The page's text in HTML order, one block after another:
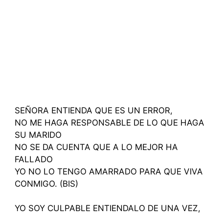
SEÑORA ENTIENDA QUE ES UN ERROR,
NO ME HAGA RESPONSABLE DE LO QUE HAGA
SU MARIDO
NO SE DA CUENTA QUE A LO MEJOR HA
FALLADO
YO NO LO TENGO AMARRADO PARA QUE VIVA
CONMIGO. (BIS)
YO SOY CULPABLE ENTIENDALO DE UNA VEZ,